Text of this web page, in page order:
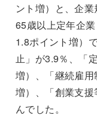
ント増）と、企
65歳以上定年企
1.8ポイント増）
止」が3.9％、「
増）、「継続雇
増）、「創業支
んでした。